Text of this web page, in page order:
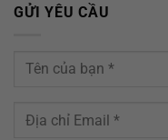
GỬI YÊU CẦU